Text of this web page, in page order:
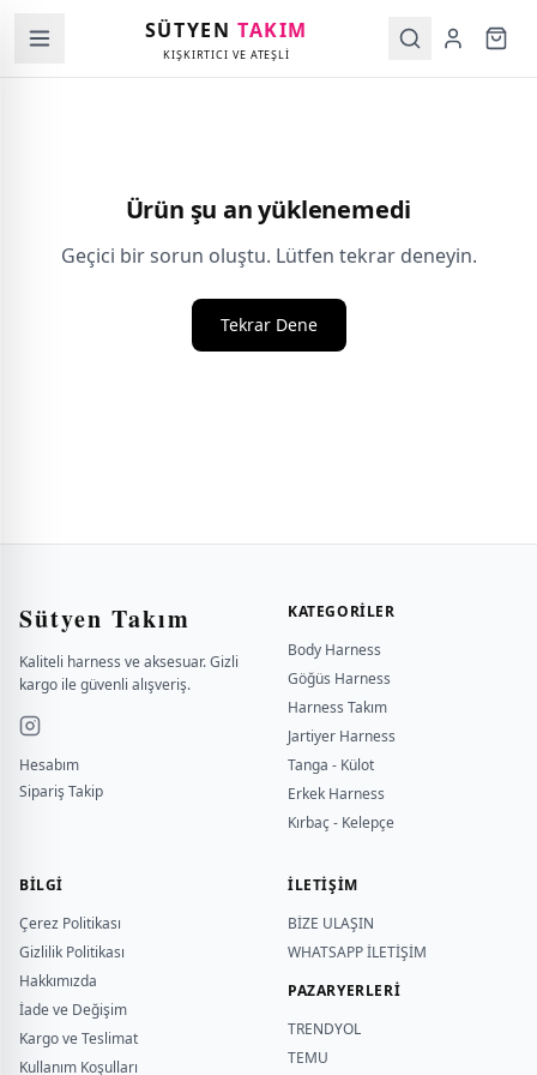
SÜTYENTAKIM
KIŞKIRTICI VE ATEŞLİ
Ürün şu an yüklenemedi
Geçici bir sorun oluştu. Lütfen tekrar deneyin.
Tekrar Dene
Sütyen Takım
Kaliteli harness ve aksesuar. Gizli
kargo ile güvenli alışveriş.
Hesabım
Sipariş Takip
KATEGORILER
Body Harness
Göğüs Harness
Harness Takım
Jartiyer Harness
Tanga - Külot
Erkek Harness
Kırbaç - Kelepçe
BILGI
Çerez Politikası
Gizlilik Politikası
Hakkımızda
İade ve Değişim
Kargo ve Teslimat
Kullanım Koşulları
İLETİŞİM
BİZE ULAŞIN
WHATSAPP İLETİŞİM
PAZARYERLERİ
TRENDYOL
TEMU